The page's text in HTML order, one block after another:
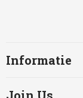
Informatie
Join Us